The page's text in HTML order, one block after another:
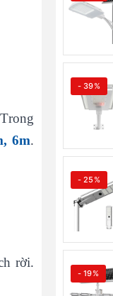
6m.
rời.
- 39%
- 25%
- 19%